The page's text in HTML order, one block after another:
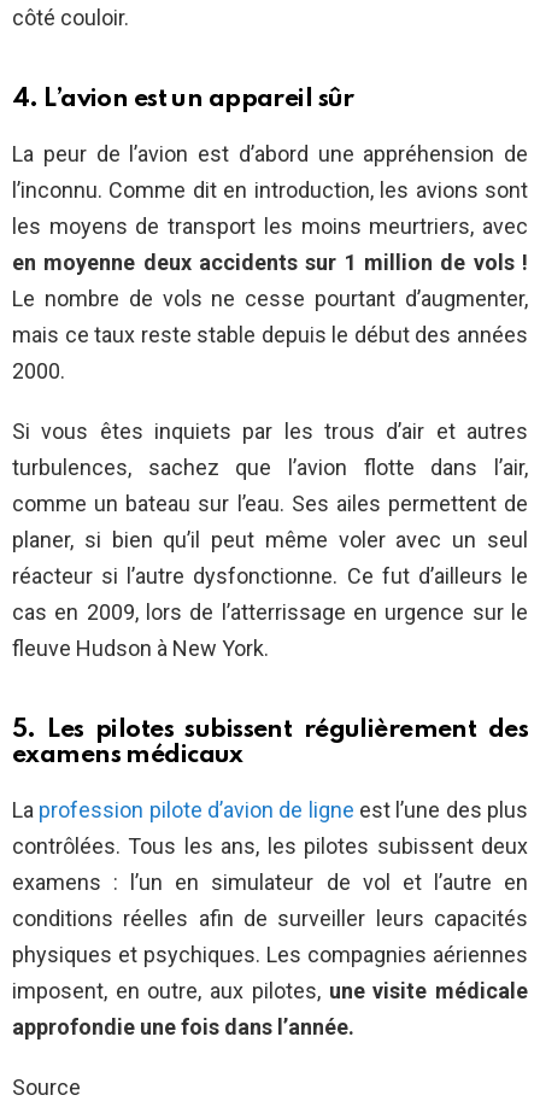
côté couloir.
4. L’avion est un appareil sûr
La peur de l’avion est d’abord une appréhension de
l’inconnu. Comme dit en introduction, les avions sont
les moyens de transport les moins meurtriers, avec
en moyenne deux accidents sur 1 million de vols !
Le nombre de vols ne cesse pourtant d’augmenter,
mais ce taux reste stable depuis le début des années
2000.
Si vous êtes inquiets par les trous d’air et autres
turbulences, sachez que l’avion flotte dans l’air,
comme un bateau sur l’eau. Ses ailes permettent de
planer, si bien qu’il peut même voler avec un seul
réacteur si l’autre dysfonctionne. Ce fut d’ailleurs le
cas en 2009, lors de l’atterrissage en urgence sur le
fleuve Hudson à New York.
5. Les pilotes subissent régulièrement des
examens médicaux
La profession pilote d’avion de ligne est l’une des plus
contrôlées. Tous les ans, les pilotes subissent deux
examens : l’un en simulateur de vol et l’autre en
conditions réelles afin de surveiller leurs capacités
physiques et psychiques. Les compagnies aériennes
imposent, en outre, aux pilotes, une visite médicale
approfondie une fois dans l’année.
Source